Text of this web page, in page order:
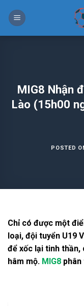
MIG8 Nhận
Lào (15h00
POSTED
Chỉ có được một
loại, đội tuyển U19
để xốc lại tinh thần,
hâm mộ. MIG8